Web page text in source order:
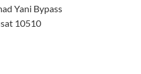
Yani Bypass
10510